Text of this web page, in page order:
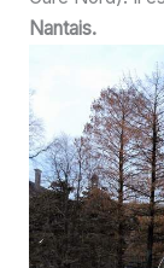
Nantais.